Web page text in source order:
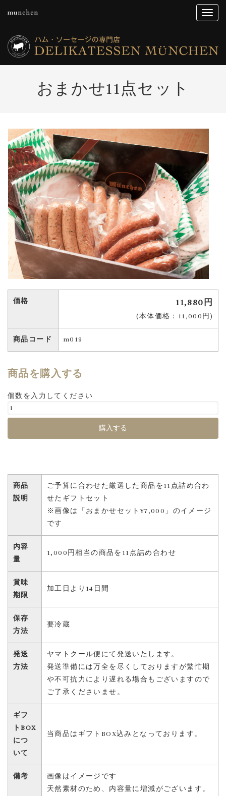
munchen
おまかせ11点セット
価格 11,880円
(本体価格：11,000円)
商品コード m019
商品を購入する
個数を入力してください
商品
説明
ご予算に合わせた厳選した商品を11点詰め合わ
せたギフトセット
※画像は「おまかせセット¥7,000」のイメージ
です
内容
量
1,000円相当の商品を11点詰め合わせ
賞味
期限
加工日より14日間
保存
方法
要冷蔵
発送
方法
ヤマトクール便にて発送いたします。
発送準備には万全を尽くしておりますが繁忙期
や不可抗力により遅れる場合もございますので
ご了承くださいませ。
ギフ
トBOX
につ
いて
当商品はギフトBOX込みとなっております。
備考
画像はイメージです
天然素材のため、内容量に増減がございます。